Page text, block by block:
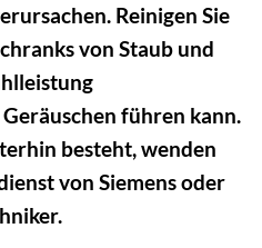
Reinigen Sie
von Staub und
führen kann.
besteht, wenden
von Siemens oder